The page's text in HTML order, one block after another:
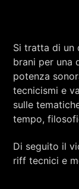
Si tratta di un
brani per una
potenza
tecnicismi e
sulle
tempo,
Di seguito il
riff tecnici e